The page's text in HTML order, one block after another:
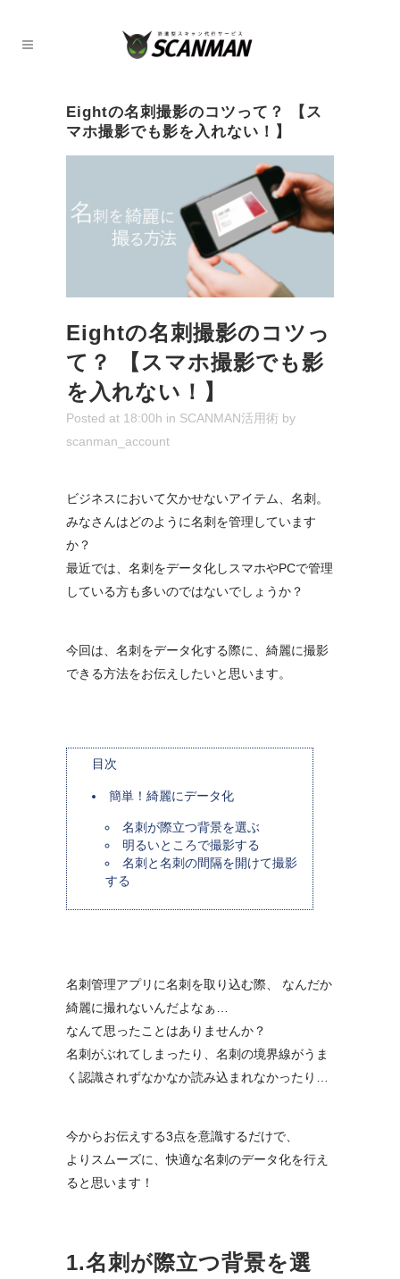
Eightの名刺撮影のコツって？ 【ス
マホ撮影でも影を入れない！】
Eightの名刺撮影のコツっ
て？ 【スマホ撮影でも影
を入れない！】
Posted at 18:00h in SCANMAN活用術 by
scanman_account
ビジネスにおいて欠かせないアイテム、名刺。
みなさんはどのように名刺を管理しています
か？
最近では、名刺をデータ化しスマホやPCで管理
している方も多いのではないでしょうか？
今回は、名刺をデータ化する際に、綺麗に撮影
できる方法をお伝えしたいと思います。
目次
簡単！綺麗にデータ化
名刺が際立つ背景を選ぶ
明るいところで撮影する
名刺と名刺の間隔を開けて撮影
する
名刺管理アプリに名刺を取り込む際、 なんだか
綺麗に撮れないんだよなぁ…
なんて思ったことはありませんか？
名刺がぶれてしまったり、名刺の境界線がうま
く認識されずなかなか読み込まれなかったり…
今からお伝えする3点を意識するだけで、
よりスムーズに、快適な名刺のデータ化を行え
ると思います！
1.名刺が際立つ背景を選